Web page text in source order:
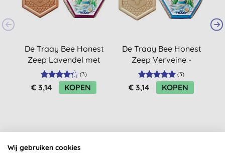
De Traay Bee Honest
Zeep Lavendel met
Propolis - 100GR
(3)
€ 3,14 KOPEN
De Traay Bee Honest
Zeep Verveine -
100GR (3)
€ 3,14 KOPEN
Wij gebruiken cookies